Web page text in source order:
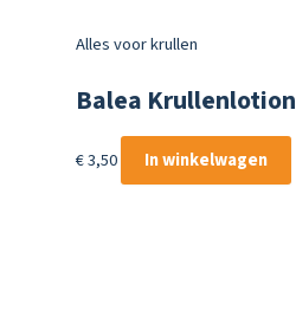
Alles voor krullen
Balea Krullenlotion
€3,50 In winkelwagen